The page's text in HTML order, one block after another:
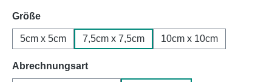
Größeauswählen
5cm x 5cm 7,5cm x 7,5cm 10cm x 10cm
Abrechnungsartauswählen